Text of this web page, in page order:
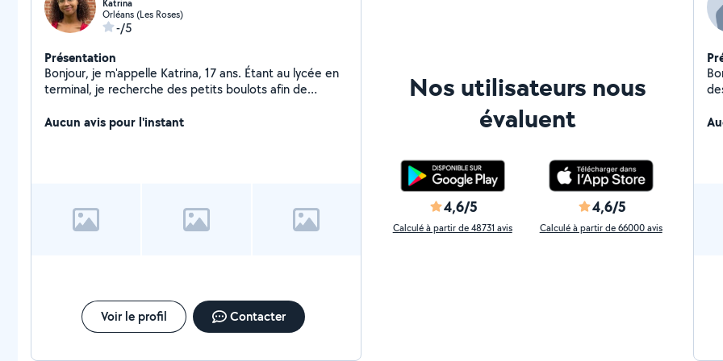
Katrina
Orléans (Les Roses)
-/5
Présentation
Bonjour, je m'appelle Katrina, 17 ans. Étant au lycée en
terminal, je recherche des petits boulots afin de
ravie d'aider le plus possible. Je peux donner des cours
Aucun avis pour l'instant
Voir le profil Contacter
Nos utilisateurs nous
évaluent
4,6/5
Calculé à partir de 48731 avis
4,6/5
Calculé à partir de 66000 avis